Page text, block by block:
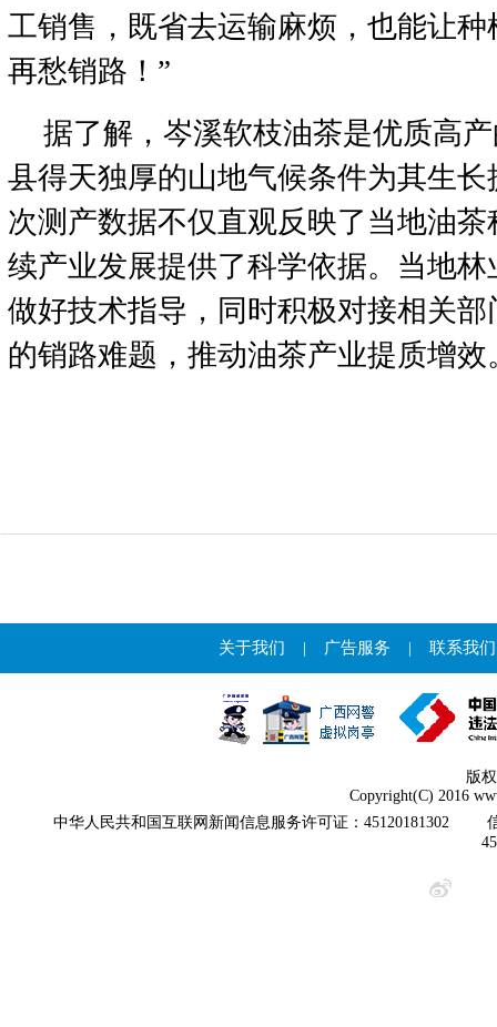
工销售，既省去运输麻烦，也能让
再愁销路！”
据了解，岑溪软枝油茶是优质高
县得天独厚的山地气候条件为其生
次测产数据不仅直观反映了当地油
续产业发展提供了科学依据。当地
做好技术指导，同时积极对接相关
的销路难题，推动油茶产业提质增效
关于我们 | 广告服务 | 联系我们
版
Copyright(C) 2016
中华人民共和国互联网新闻信息服务许可证：45120181302